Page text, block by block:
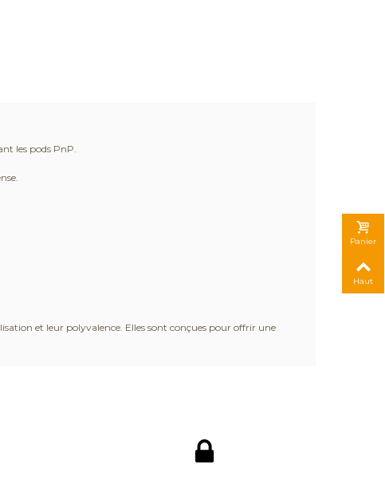
les pods PnP.
et leur polyvalence. Elles sont conçues pour offrir une
Panier
Haut